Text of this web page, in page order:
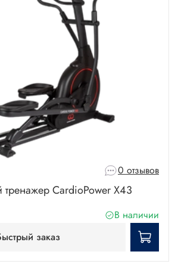
0 отзывов
тренажер CardioPower X43
В наличии
заказ